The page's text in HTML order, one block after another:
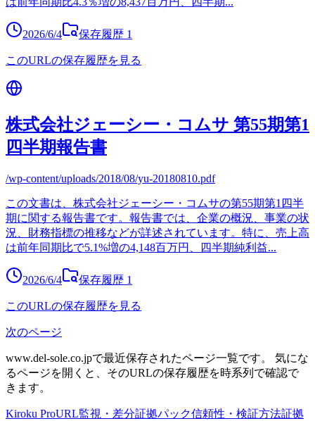
2026/6/4 保存履歴 1
このURLの保存履歴を見る
株式会社ジェーシー・コムサ 第55期第1
四半期報告書
/wp-content/uploads/2018/08/yu-20180810.pdf
この文書は、株式会社ジェーシー・コムサの第55期第1四半
期に関する報告書です。報告書では、企業の概況、事業の状
況、財務指標の推移などが詳述されています。特に、売上高
は前年同期比で5.1%増の4,148百万円、四半期純利益...
2026/6/4 保存履歴 1
このURLの保存履歴を見る
次のページ
www.del-sole.co.jpで最近保存されたページ一覧です。
気にな
るページを開くと、そのURLの保存履歴を時系列で確認で
きます。
Kiroku ProURL監視・差分証拠パック信頼性・検証方法証拠